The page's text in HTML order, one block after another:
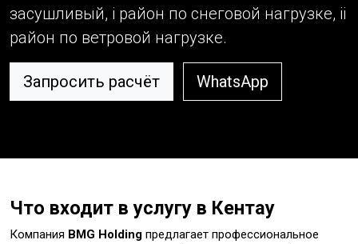
засушливый, i район по снеговой нагрузке, ii
район по ветровой нагрузке.
Запросить расчёт WhatsApp
Что входит в услугу в Кентау
Компания BMG Holding предлагает профессиональное